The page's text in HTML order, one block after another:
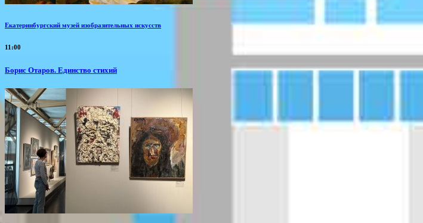
Екатеринбургский музей изобразительных искусств
11:00
Борис Отаров. Единство стихий